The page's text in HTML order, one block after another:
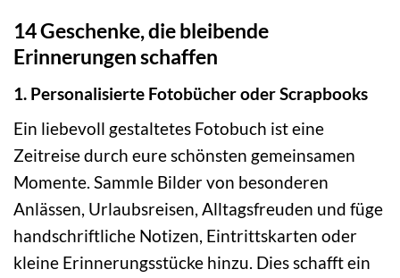
14 Geschenke, die bleibende
Erinnerungen schaffen
1. Personalisierte Fotobücher oder Scrapbooks
Ein liebevoll gestaltetes Fotobuch ist eine
Zeitreise durch eure schönsten gemeinsamen
Momente. Sammle Bilder von besonderen
Anlässen, Urlaubsreisen, Alltagsfreuden und füge
handschriftliche Notizen, Eintrittskarten oder
kleine Erinnerungsstücke hinzu. Dies schafft ein